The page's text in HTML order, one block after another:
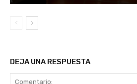
DEJA UNA RESPUESTA